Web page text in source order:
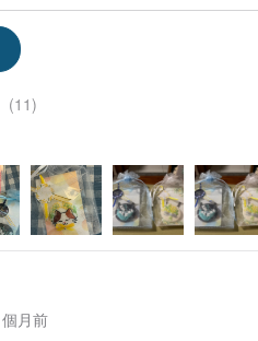
(11)
月前